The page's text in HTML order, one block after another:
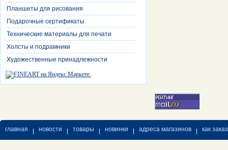
Планшеты для рисования
Подарочные сертификаты
Технические материалы для печати
Холсты и подрамники
Художественные принадлежности
главная новости товары новинки адреса магазинов как